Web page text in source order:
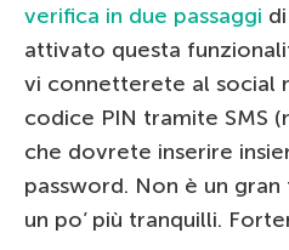
verifica in due passaggi
attivato questa
vi connetterete al social
codice PIN tramite SMS
che dovrete inserire
password. Non è un
un po’ più tranquilli.